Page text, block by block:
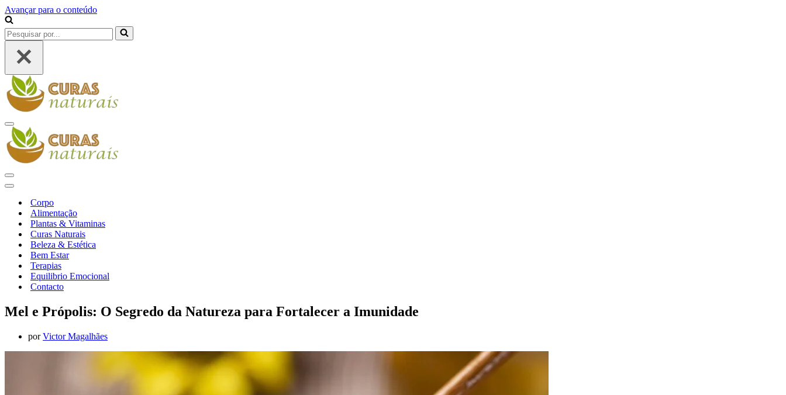
Avançar para o conteúdo
Pesquisar
por...
Menu
de
navegação
Menu
de
Menu
navegação
Corpo
Alimentação
Plantas & Vitaminas
Curas Naturais
Beleza & Estética
Bem Estar
Terapias
Equilibrio Emocional
Contacto
Mel e Própolis: O Segredo da Natureza para Fortalecer a Imunidade
porVictor Magalhães